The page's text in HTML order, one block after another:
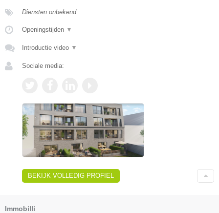
Diensten onbekend
Openingstijden ▼
Introductie video ▼
Sociale media:
BEKIJK VOLLEDIG PROFIEL
Immobilli